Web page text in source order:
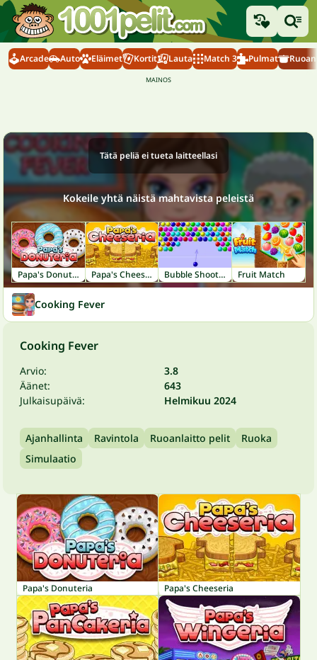
Arcade Auto Eläimet Kortit Lauta Match 3 Pulmat
Tätä peliä ei tueta laitteellasi
Kokeile yhtä näistä mahtavista peleistä
Papa's Donuteria Papa's Cheeseria Bubble Shooter Fruit Match
Cooking Fever
Cooking Fever
Arvio:
3.8
Äänet:
643
Julkaisupäivä:
Helmikuu 2024
Ajanhallinta Ravintola Ruoanlaitto pelit
Ruoka
Simulaatio
Papa's Donuteria Papa's Cheeseria